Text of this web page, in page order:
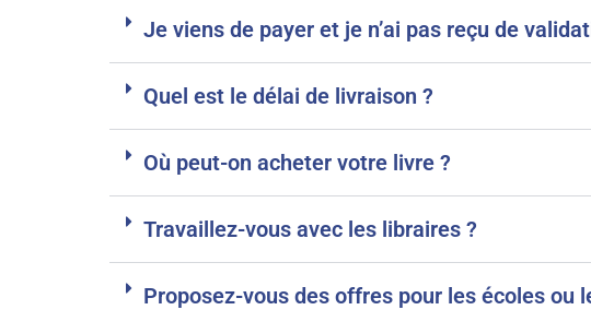
Je viens de payer et je n’ai pas reçu de
Quel est le délai de livraison ?
Où peut-on acheter votre livre ?
Travaillez-vous avec les libraires ?
Proposez-vous des offres pour les écoles ou